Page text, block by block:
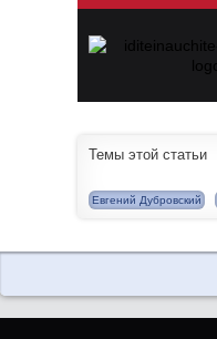
Темы этой статьи
Евгений Дубровский